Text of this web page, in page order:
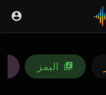
البمز